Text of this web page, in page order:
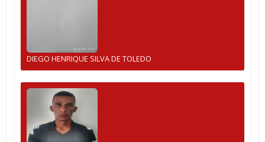
DIEGO HENRIQUE SILVA DE TOLEDO